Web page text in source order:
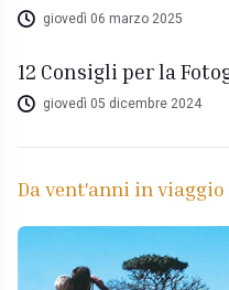
giovedì 06 marzo 2025
12 Consigli per la
giovedì 05 dicembre 2024
Da vent'anni in viaggio